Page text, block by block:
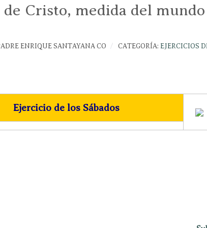
de Cristo, medida del mundo
ENRIQUE SANTAYANA CO CATEGORÍA: EJERCICIOS
Ejercicio de los Sábados